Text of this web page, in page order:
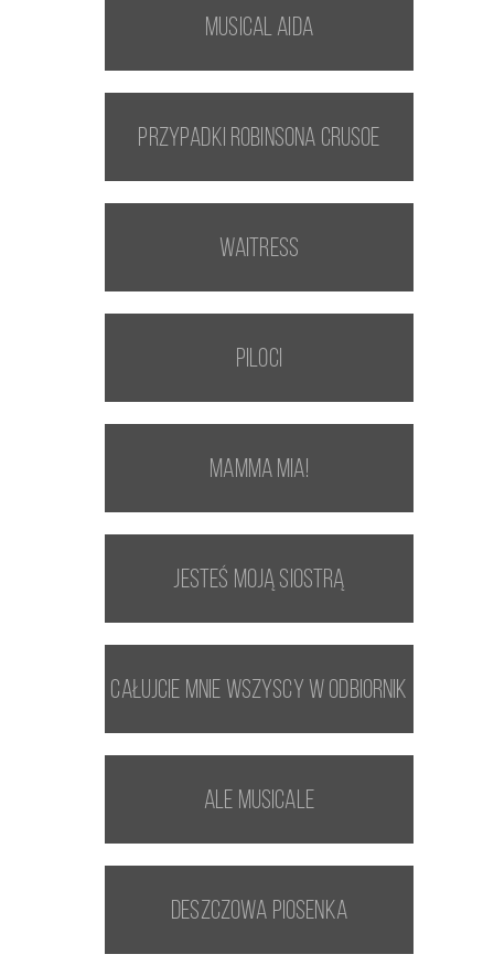
Musical Aida
Przypadki Robinsona Crusoe
Waitress
Piloci
Mamma Mia!
Jesteś moją siostrą
Całujcie mnie wszyscy w odbiornik
Ale Musicale
Deszczowa piosenka